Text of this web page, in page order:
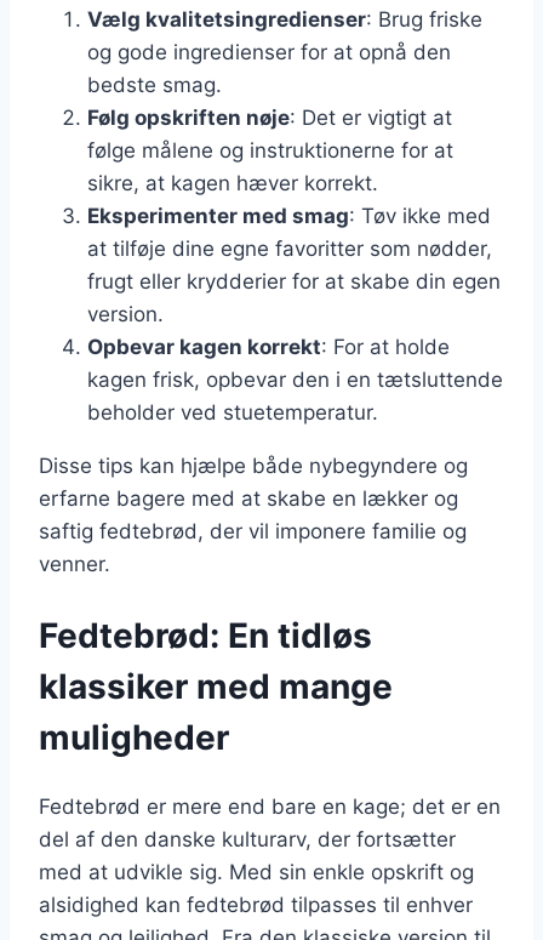
Vælg kvalitetsingredienser: Brug friske
og gode ingredienser for at opnå den
bedste smag.
Følg opskriften nøje: Det er vigtigt at
følge målene og instruktionerne for at
sikre, at kagen hæver korrekt.
Eksperimenter med smag: Tøv ikke med
at tilføje dine egne favoritter som nødder,
frugt eller krydderier for at skabe din egen
version.
Opbevar kagen korrekt: For at holde
kagen frisk, opbevar den i en tætsluttende
beholder ved stuetemperatur.
Disse tips kan hjælpe både nybegyndere og
erfarne bagere med at skabe en lækker og
saftig fedtebrød, der vil imponere familie og
venner.
Fedtebrød: En tidløs
klassiker med mange
muligheder
Fedtebrød er mere end bare en kage; det er en
del af den danske kulturarv, der fortsætter
med at udvikle sig. Med sin enkle opskrift og
alsidighed kan fedtebrød tilpasses til enhver